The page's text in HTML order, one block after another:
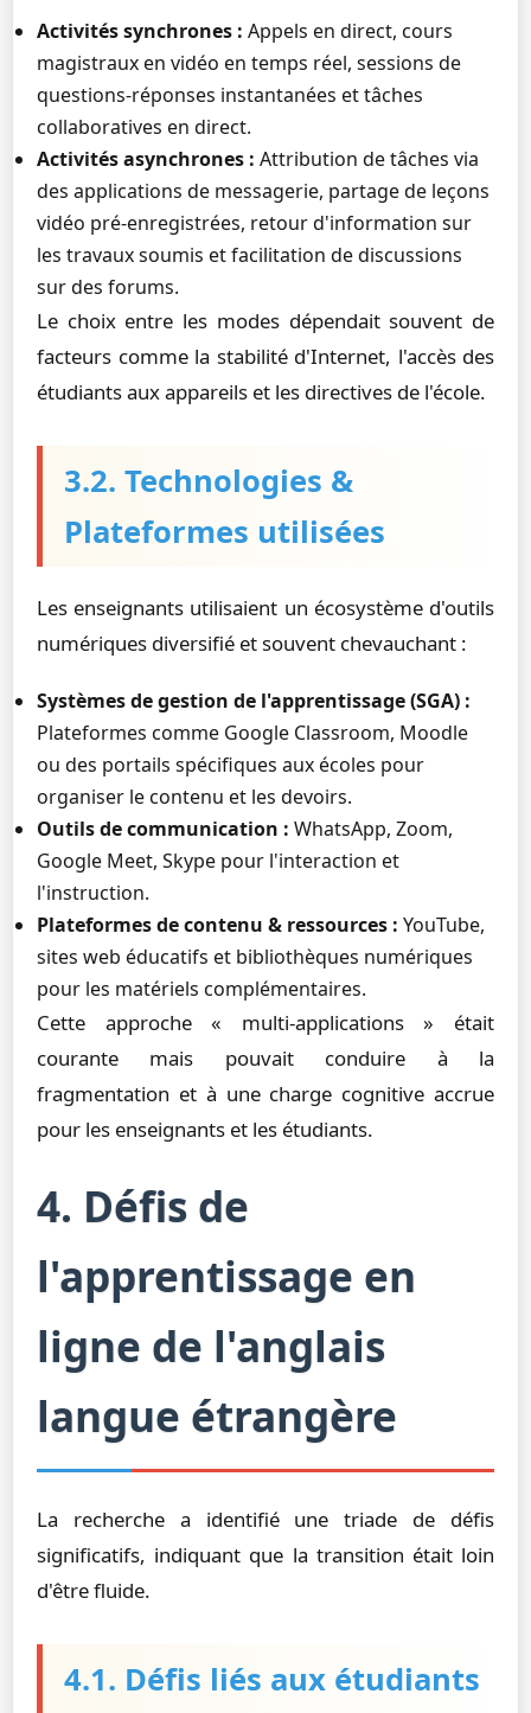
Activités synchrones : Appels en direct, cours
magistraux en vidéo en temps réel, sessions de
questions-réponses instantanées et tâches
collaboratives en direct.
Activités asynchrones : Attribution de tâches via
des applications de messagerie, partage de leçons
vidéo pré-enregistrées, retour d'information sur
les travaux soumis et facilitation de discussions
sur des forums.
Le choix entre les modes dépendait souvent de
facteurs comme la stabilité d'Internet, l'accès des
étudiants aux appareils et les directives de l'école.
3.2. Technologies &
Plateformes utilisées
Les enseignants utilisaient un écosystème d'outils
numériques diversifié et souvent chevauchant :
Systèmes de gestion de l'apprentissage (SGA) :
Plateformes comme Google Classroom, Moodle
ou des portails spécifiques aux écoles pour
organiser le contenu et les devoirs.
Outils de communication : WhatsApp, Zoom,
Google Meet, Skype pour l'interaction et
l'instruction.
Plateformes de contenu & ressources : YouTube,
sites web éducatifs et bibliothèques numériques
pour les matériels complémentaires.
Cette approche « multi-applications » était
courante mais pouvait conduire à la
fragmentation et à une charge cognitive accrue
pour les enseignants et les étudiants.
4. Défis de
l'apprentissage en
ligne de l'anglais
langue étrangère
La recherche a identifié une triade de défis
significatifs, indiquant que la transition était loin
d'être fluide.
4.1. Défis liés aux étudiants